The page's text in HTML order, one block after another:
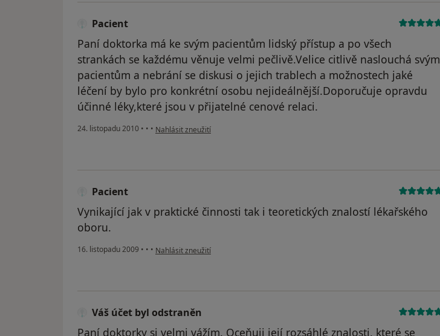
Pacient
Paní doktorka má ke svým pacientům lidský přístup a po všech
strankách se každému věnuje velmi pečlivě.Velice citlivě naslouchá svým
pacientům a nebrání se diskusi o jejich trablech a možnostech jaké
léčení by bylo pro konkrétní osobu nejideálnější.Doporučuje opravdu
účinné léky,které jsou v přijatelné cenové relaci.
24. listopadu 2010 • • • podle názoru uživatele Pacient
Nahlásit zneužití
Pacient
Vynikající jak v praktické činnosti tak i teoretických znalostí lékařského
oboru.
16. listopadu 2009 • • • podle názoru uživatele Pacient
Nahlásit zneužití
Váš účet byl odstraněn
Paní doktorky si velmi vážím. Oceňuji její rozsáhlé znalosti, které se